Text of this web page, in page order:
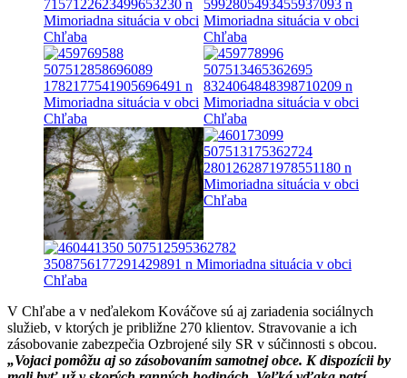
V Chľabe a v neďalekom Kováčove sú aj zariadenia sociálnych
služieb, v ktorých je približne 270 klientov. Stravovanie a ich
zásobovanie zabezpečia Ozbrojené sily SR v súčinnosti s obcou.
„Vojaci pomôžu aj so zásobovaním samotnej obce. K dispozícii by